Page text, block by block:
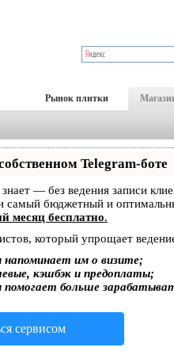
Рынок плитки
Telegram-боте
знает — без ведения записи
самый бюджетный и
месяц бесплатно.
который упрощает
им о визите;
кэшбэк и предоплаты;
помогает больше
сервисом